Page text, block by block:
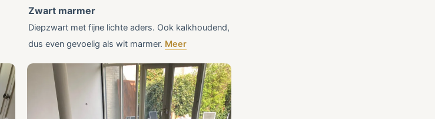
Zwart marmer
Diepzwart met fijne lichte aders. Ook kalkhoudend,
dus even gevoelig als wit marmer. Meer